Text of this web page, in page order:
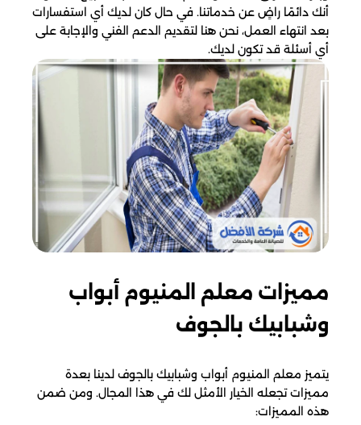
أنك دائمًا راضٍ عن خدماتنا. في حال كان لديك أي استفسارات
بعد انتهاء العمل، نحن هنا لتقديم الدعم الفني والإجابة على
أي أسئلة قد تكون لديك.
مميزات معلم المنيوم أبواب
وشبابيك بالجوف
يتميز معلم المنيوم أبواب وشبابيك بالجوف لدينا بعدة
مميزات تجعله الخيار الأمثل لك في هذا المجال. ومن ضمن
هذه المميزات: